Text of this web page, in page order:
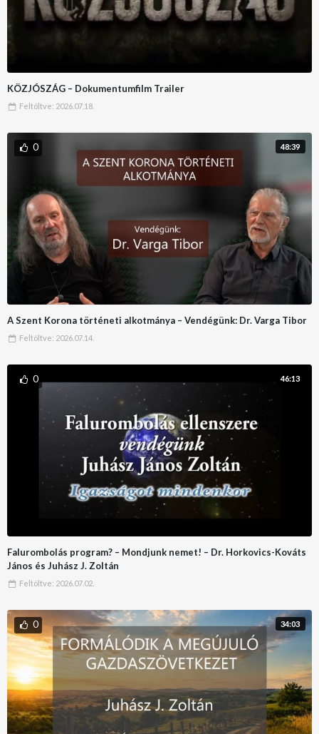
KÖZJÓSZÁG – Dokumentumfilm Trailer
Feltöltve: 2026.07.18.
48:39
0
A Szent Korona történeti alkotmánya – Vendégünk: Dr. Varga Tibor
Feltöltve: 2026.07.14.
46:13
0
Falurombolás program? – Mondjunk nemet! – Dr. Horkovics-Kováts
János és Juhász J. Zoltán
Feltöltve: 2026.07.02.
34:03
0